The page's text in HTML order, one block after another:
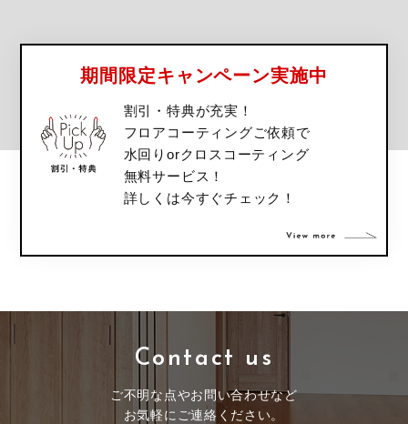
期間限定キャンペーン実施中
割引・特典が充実！
フロアコーティングご依頼で
水回りorクロスコーティング
無料サービス！
詳しくは今すぐチェック！
Contact us
ご不明な点やお問い合わせなど
お気軽にご連絡ください。